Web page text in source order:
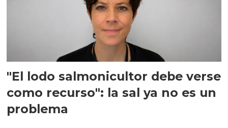
"El lodo salmonicultor debe verse
como recurso": la sal ya no es un
problema